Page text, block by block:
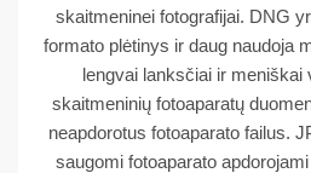
skaitmeninei fotografijai. DNG
formato plėtinys ir daug naudoja
lengvai lanksčiai ir meniškai
skaitmeninių fotoaparatų
neapdorotus fotoaparato failus.
saugomi fotoaparato